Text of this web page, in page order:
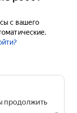
с вашего
продолжить